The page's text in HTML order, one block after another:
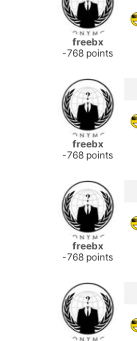
freebx
-768 points
freebx
-768 points
freebx
-768 points